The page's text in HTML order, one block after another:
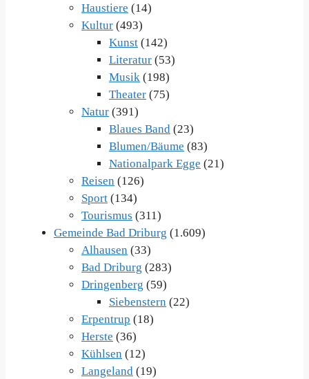
Haustiere (14)
Kultur (493)
Kunst (142)
Literatur (53)
Musik (198)
Theater (75)
Natur (391)
Blaues Band (23)
Blumen/Bäume (83)
Nationalpark Egge (21)
Reisen (126)
Sport (134)
Tourismus (311)
Gemeinde Bad Driburg (1.609)
Alhausen (33)
Bad Driburg (283)
Dringenberg (59)
Siebenstern (22)
Erpentrup (18)
Herste (36)
Kühlsen (12)
Langeland (19)